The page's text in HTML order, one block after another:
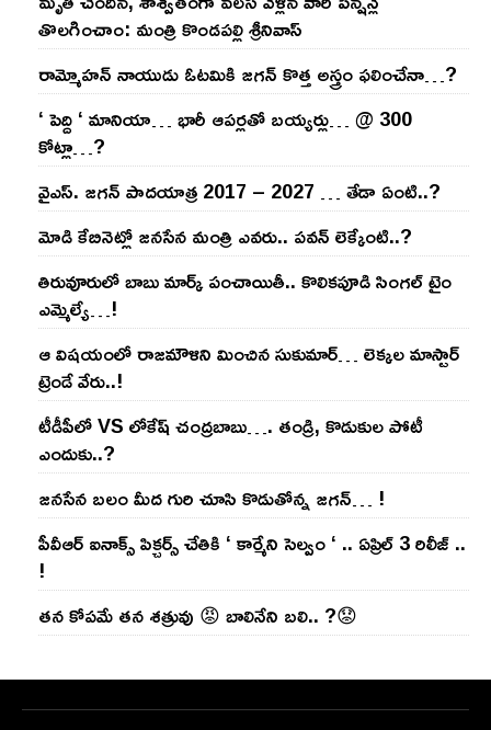
తొల‌గించాం: మంత్రి కొండపల్లి శ్రీనివాస్
రామ్మోహ‌న్ నాయుడు ఓట‌మికి జ‌గ‌న్ కొత్త అస్త్రం ఫ‌లించేనా…?
‘ పెద్ది ‘ మానియా… భారీ ఆప‌ర్ల‌తో బ‌య్య‌ర్లు… @ 300
కోట్లా…?
వైఎస్‌. జ‌గ‌న్ పాద‌యాత్ర 2017 – 2027 … తేడా ఏంటి..?
మోడి కేబినెట్లో జ‌నసేన మంత్రి ఎవ‌రు.. ప‌వ‌న్ లెక్కేంటి..?
తిరువూరులో బాబు మార్క్ పంచాయితీ.. కొలిక‌పూడి సింగ‌ల్ టైం
ఎమ్మెల్యే…!
ఆ విష‌యంలో రాజ‌మౌళిని మించిన సుకుమార్‌… లెక్క‌ల మాస్టార్
ట్రెండే వేరు..!
టీడీపీలో VS లోకేష్ చంద్ర‌బాబు…. తండ్రి, కొడుకుల పోటీ
ఎందుకు..?
జ‌న‌సేన బ‌లం మీద గురి చూసి కొడుతోన్న జ‌గ‌న్‌… !
పీవీఆర్ ఐనాక్స్ పిక్చర్స్ చేతికి ‘ కార్మేని సెల్వం ‘ .. ఏప్రిల్ 3 రిలీజ్ ..
!
తన కోపమే తన శత్రువు 😡 బాలినేని బలి.. ?😟